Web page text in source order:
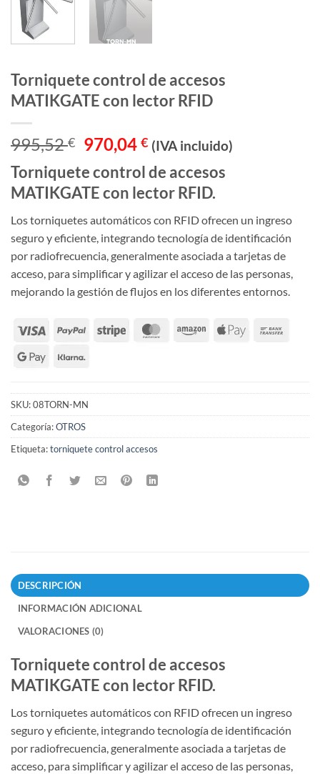
Torniquete control de accesos
MATIKGATE con lector RFID
995,52€ El
precio
original
era:
995,52 €.
970,04€El
precio
actual
es:
970,04 €.
(IVA incluido)
Torniquete control de accesos
MATIKGATE con lector RFID.
Los torniquetes automáticos con RFID ofrecen un ingreso
seguro y eficiente, integrando tecnología de identificación
por radiofrecuencia, generalmente asociada a tarjetas de
acceso, para simplificar y agilizar el acceso de las personas,
mejorando la gestión de flujos en los diferentes entornos.
SKU:08TORN-MN
Categoría:OTROS
Etiqueta:torniquete control accesos
DESCRIPCIÓN
INFORMACIÓN ADICIONAL
VALORACIONES (0)
Torniquete control de accesos
MATIKGATE con lector RFID.
Los torniquetes automáticos con RFID ofrecen un ingreso
seguro y eficiente, integrando tecnología de identificación
por radiofrecuencia, generalmente asociada a tarjetas de
acceso, para simplificar y agilizar el acceso de las personas,